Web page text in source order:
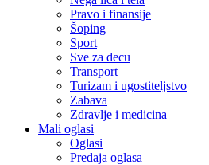
Pravo i finansije
Šoping
Sport
Sve za decu
Transport
Turizam i ugostiteljstvo
Zabava
Zdravlje i medicina
Mali oglasi
Oglasi
Predaja oglasa